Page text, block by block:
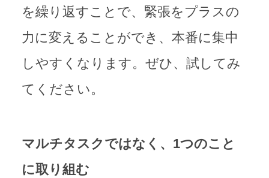
を繰り返すことで、緊張をプラスの
力に変えることができ、本番に集中
しやすくなります。ぜひ、試してみ
てください。
マルチタスクではなく、1つのこと
に取り組む